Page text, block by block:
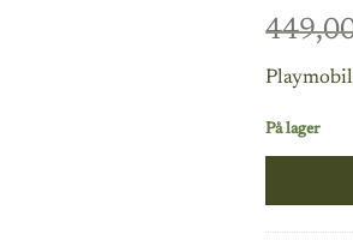
På lager